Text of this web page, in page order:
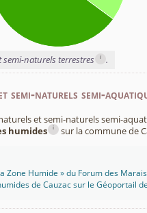
semi-naturels terrestres i .
naturels semi-
et semi-naturels semi-
humides
i sur la commune de
Zone Humide » du Forum des
de Cauzac sur le Géoportail